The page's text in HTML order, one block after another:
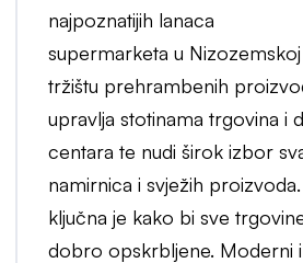
najpoznatijih lanaca
supermarketa u
tržištu prehrambenih
upravlja stotinama trgovina i
centara te nudi širok izbor
namirnica i svježih
ključna je kako bi sve
dobro opskrbljene. Moderni